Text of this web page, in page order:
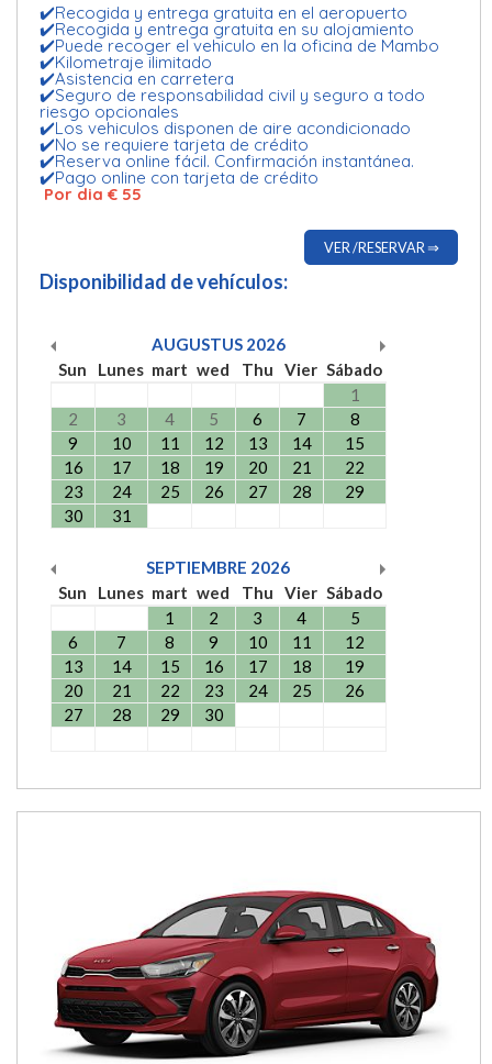
✔️Recogida y entrega gratuita en el aeropuerto
✔️Recogida y entrega gratuita en su alojamiento
✔️Puede recoger el vehiculo en la oficina de Mambo
✔️Kilometraje ilimitado
✔️Asistencia en carretera
✔️Seguro de responsabilidad civil y seguro a todo
riesgo opcionales
✔️Los vehiculos disponen de aire acondicionado
✔️No se requiere tarjeta de crédito
✔️Reserva online fácil. Confirmación instantánea.
✔️Pago online con tarjeta de crédito
Por dia € 55
VER /RESERVAR ⇒
Disponibilidad de vehículos:
AUGUSTUS 2026
Sun
Lunes mart wed Thu Vier Sábado
1
2
3 4 5 6 7
8
9
10 11 12 13 14
15
16
17 18 19 20 21
22
23
24 25 26 27 28
29
30
31
SEPTIEMBRE 2026
Sun
Lunes mart wed Thu Vier Sábado
1
2 3 4
5
6
7 8 9 10 11
12
13
14 15 16 17 18
19
20
21 22 23 24 25
26
27
28 29 30